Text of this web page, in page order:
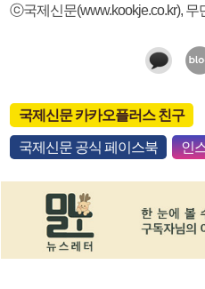
ⓒ국제신문(www.kookje.co.kr), 무
국제신문 카카오플러스 친구
국제신문 공식 페이스북 인